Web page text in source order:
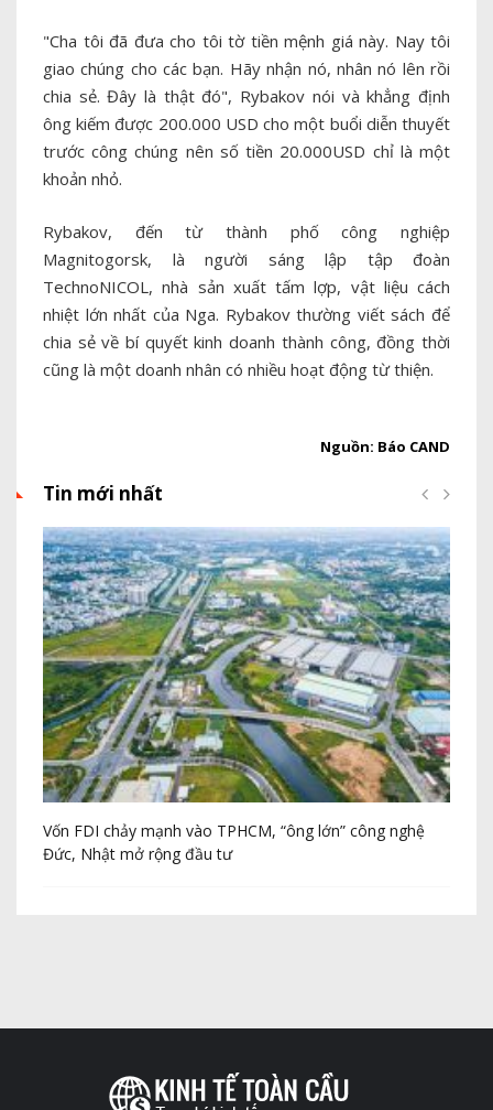
"Cha tôi đã đưa cho tôi tờ tiền mệnh giá này. Nay tôi
giao chúng cho các bạn. Hãy nhận nó, nhân nó lên rồi
chia sẻ. Đây là thật đó", Rybakov nói và khẳng định
ông kiếm được 200.000 USD cho một buổi diễn thuyết
trước công chúng nên số tiền 20.000USD chỉ là một
khoản nhỏ.
Rybakov, đến từ thành phố công nghiệp
Magnitogorsk, là người sáng lập tập đoàn
TechnoNICOL, nhà sản xuất tấm lợp, vật liệu cách
nhiệt lớn nhất của Nga. Rybakov thường viết sách để
chia sẻ về bí quyết kinh doanh thành công, đồng thời
cũng là một doanh nhân có nhiều hoạt động từ thiện.
Nguồn: Báo CAND
Tin mới nhất
Vốn FDI chảy mạnh vào TPHCM, “ông lớn” công nghệ
Đức, Nhật mở rộng đầu tư